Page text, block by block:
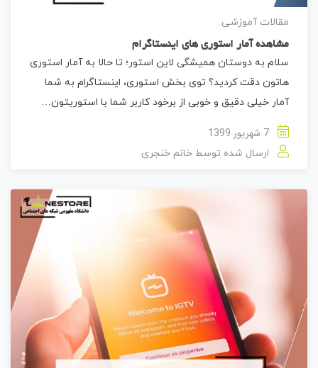
مقالات آموزشی
مشاهده آمار استوری های اینستاگرام
سلام به دوستان همیشگی لاین استور؛ تا حالا به آمار استوری
هاتون دقت کردید؟ توی بخش استوری، اینستاگرام به شما
آمار خیلی دقیق و خوبی از برخود کاربر شما با استوریتون…
ارسال شده توسط خانم خنجری